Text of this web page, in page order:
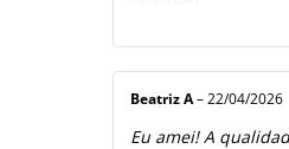
Beatriz A– 22/04/2026
Eu amei! A